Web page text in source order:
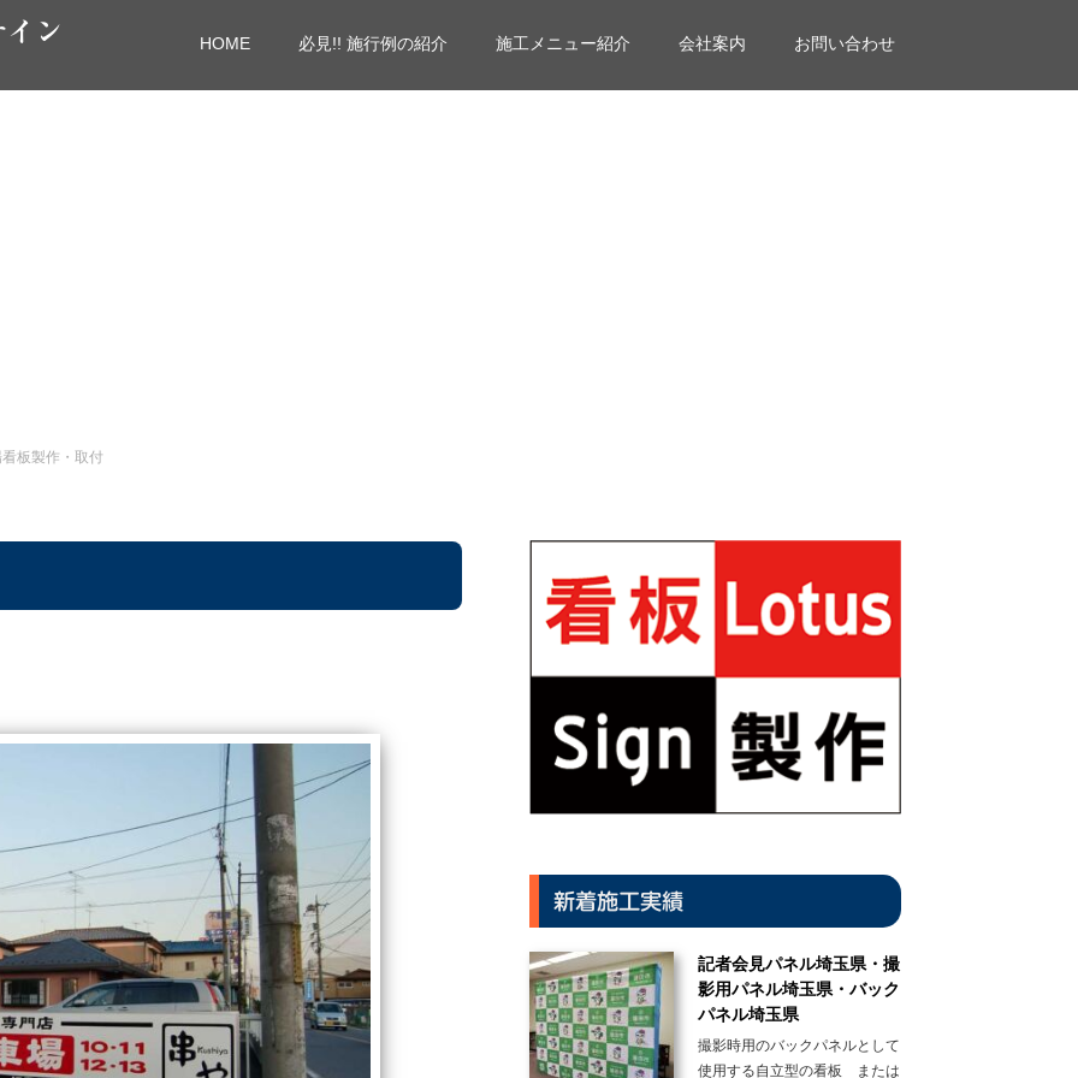
ン HOME 必見!! 施行例の紹介 施工メニュー紹介 会社案内 お問い合わせ
板製作・取付
新着施工実績
記者会見パネル埼玉県・撮
影用パネル埼玉県・バック
パネル埼玉県
撮影時用のバックパネルとして
使用する自立型の看板 または